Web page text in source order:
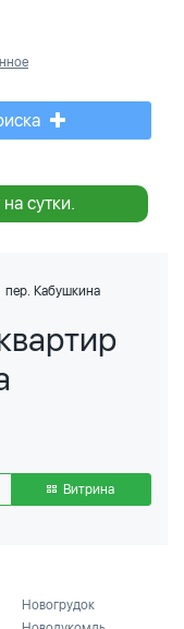
сутки.
пер. Кабушкина
Витрина
Новогрудок